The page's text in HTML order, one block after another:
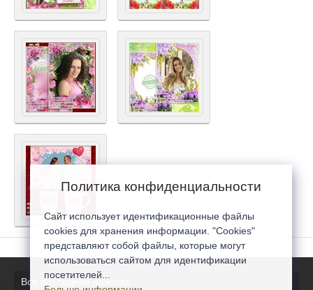
Все последние новости
Политика конфиденциальности
Сайт использует идентификационные файлы
cookies для хранения информации. "Cookies"
представляют собой файлы, которые могут
использоваться сайтом для идентификации
посетителей...